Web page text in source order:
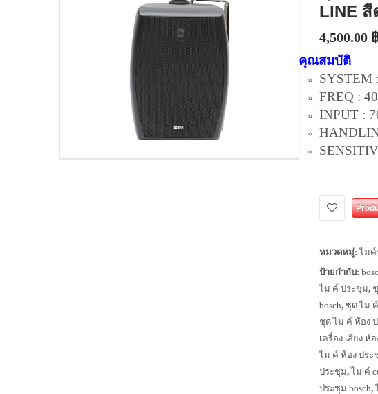
LINE สี
4,500.00
คุณสมบัติ
SYSTEM
FREQ :
INPUT :
หมวดหมู่:ไมค์
ป้ายกำกับ:
ไม ค์ ประชุม,
bosch, ชุด ไม
ชุด ไม ค์ ห้อง
เครื่อง เสียง ห้
ไม ค์ ห้อง ประ
ประชุม,ไม ค์
ประชุม bosch,